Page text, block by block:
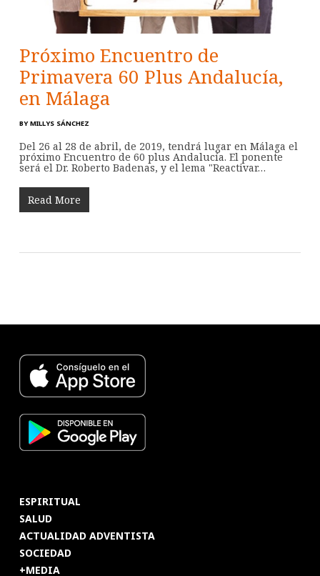
Próximo Encuentro de
Primavera 60 Plus Andalucía,
en Málaga
BY MILLYS SÁNCHEZ
Del 26 al 28 de abril, de 2019, tendrá lugar en Málaga el
próximo Encuentro de 60 plus Andalucía. El ponente
será el Dr. Roberto Badenas, y el lema "Reactivar…
Read More
ESPIRITUAL
SALUD
ACTUALIDAD ADVENTISTA
SOCIEDAD
+MEDIA